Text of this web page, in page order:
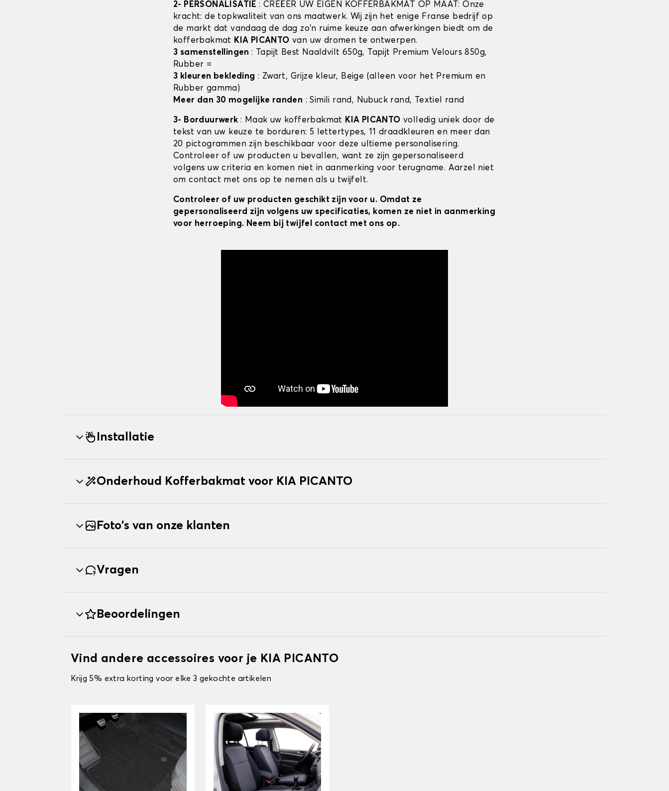
2- PERSONALISATIE: CREËER UW EIGEN KOFFERBAKMAT OP MAAT: Onze
kracht: de topkwaliteit van ons maatwerk. Wij zijn het enige Franse bedrijf op
de markt dat vandaag de dag zo'n ruime keuze aan afwerkingen biedt om de
kofferbakmat KIA PICANTO van uw dromen te ontwerpen.
3 samenstellingen: Tapijt Best Naaldvilt 650g, Tapijt Premium Velours 850g,
Rubber =
3 kleuren bekleding : Zwart, Grijze kleur, Beige (alleen voor het Premium en
Rubber gamma)
Meer dan 30 mogelijke randen : Simili rand, Nubuck rand, Textiel rand
3- Borduurwerk : Maak uw kofferbakmat KIA PICANTO volledig uniek door de
tekst van uw keuze te borduren: 5 lettertypes, 11 draadkleuren en meer dan
20 pictogrammen zijn beschikbaar voor deze ultieme personalisering.
Controleer of uw producten u bevallen, want ze zijn gepersonaliseerd
volgens uw criteria en komen niet in aanmerking voor terugname. Aarzel niet
om contact met ons op te nemen als u twijfelt.
Controleer of uw producten geschikt zijn voor u. Omdat ze
gepersonaliseerd zijn volgens uw specificaties, komen ze niet in aanmerking
voor herroeping. Neem bij twijfel contact met ons op.
Installatie
Onderhoud Kofferbakmat voor KIA PICANTO
Foto's van onze klanten
Vragen
Beoordelingen
Vind andere accessoires voor je KIA PICANTO
Krijg 5% extra korting voor elke 3 gekochte artikelen